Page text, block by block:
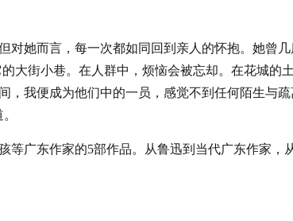
对她而言，每一次都如同回到亲人的怀抱。她曾
大街小巷。在人群中，烦恼会被忘却。在花城的
，我便成为他们中的一员，感觉不到任何陌生与
等广东作家的5部作品。从鲁迅到当代广东作家，